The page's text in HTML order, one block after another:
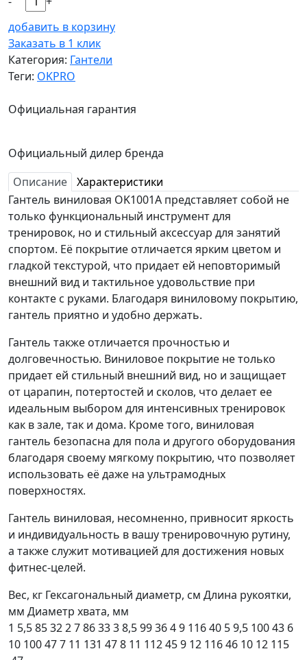
добавить в корзину
Заказать в 1 клик
Категория: Гантели
Теги: OKPRO
Официальная гарантия
Официальный дилер бренда
Описание
Характеристики
Гантель виниловая OK1001A представляет собой не
только функциональный инструмент для
тренировок, но и стильный аксессуар для занятий
спортом. Её покрытие отличается ярким цветом и
гладкой текстурой, что придает ей неповторимый
внешний вид и тактильное удовольствие при
контакте с руками. Благодаря виниловому покрытию,
гантель приятно и удобно держать.
Гантель также отличается прочностью и
долговечностью. Виниловое покрытие не только
придает ей стильный внешний вид, но и защищает
от царапин, потертостей и сколов, что делает ее
идеальным выбором для интенсивных тренировок
как в зале, так и дома. Кроме того, виниловая
гантель безопасна для пола и другого оборудования
благодаря своему мягкому покрытию, что позволяет
использовать её даже на ультрамодных
поверхностях.
Гантель виниловая, несомненно, привносит яркость
и индивидуальность в вашу тренировочную рутину,
а также служит мотивацией для достижения новых
фитнес-целей.
Вес, кг Гексагональный диаметр, см Длина рукоятки,
мм Диаметр хвата, мм
1 5,5 85 32 2 7 86 33 3 8,5 99 36 4 9 116 40 5 9,5 100 43 6
10 100 47 7 11 131 47 8 11 112 45 9 12 116 46 10 12 115